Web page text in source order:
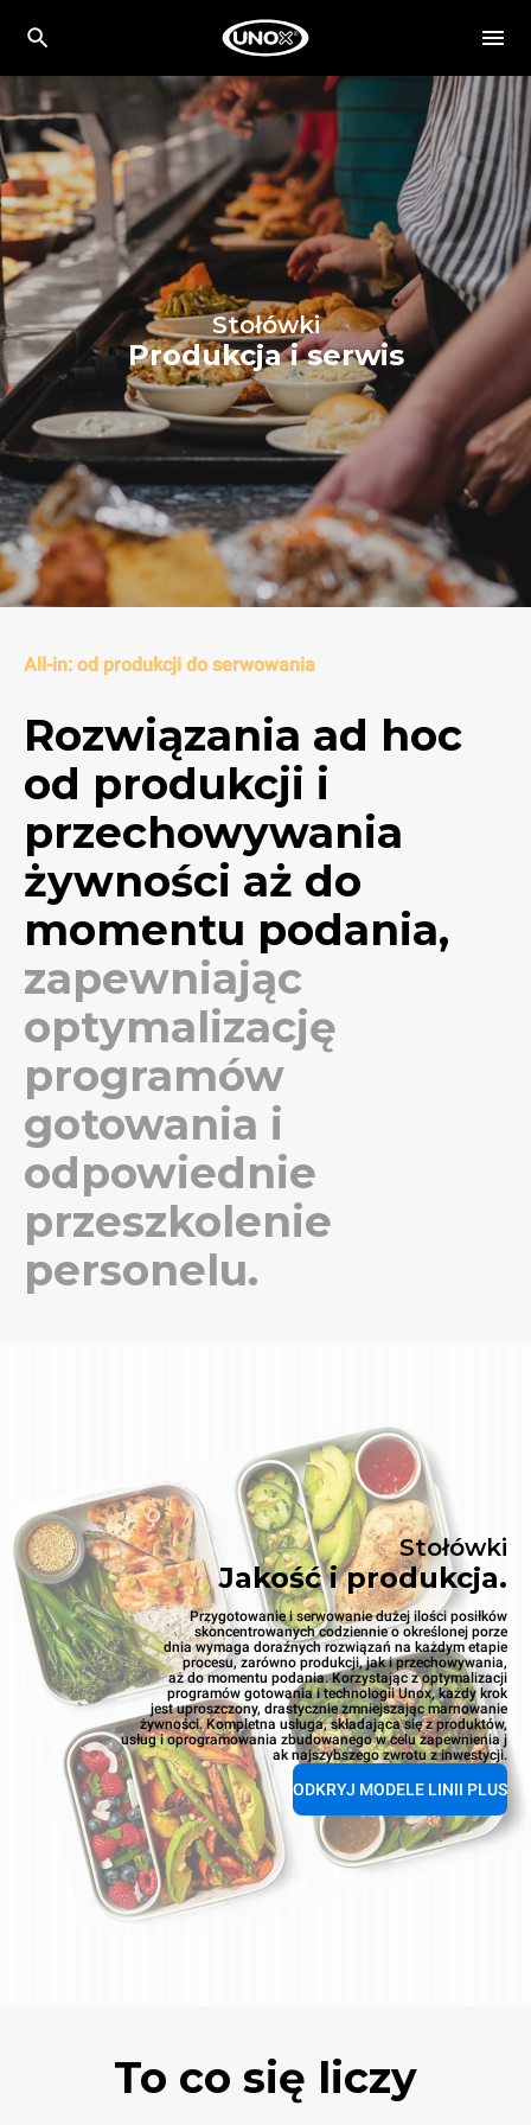
Stołówki
Produkcja i serwis
All-in: od produkcji do serwowania
Rozwiązania ad hoc
od produkcji i
przechowywania
żywności aż do
momentu podania,
zapewniając
optymalizację
programów
gotowania i
odpowiednie
przeszkolenie
personelu.
Stołówki
Jakość i produkcja.
Przygotowanie i serwowanie dużej ilości posiłków
skoncentrowanych codziennie o określonej porze
dnia wymaga doraźnych rozwiązań na każdym etapie
procesu, zarówno produkcji, jak i przechowywania,
aż do momentu podania. Korzystając z optymalizacji
programów gotowania i technologii Unox, każdy krok
jest uproszczony, drastycznie zmniejszając marnowanie
żywności. Kompletna usługa, składająca się z produktów,
usług i oprogramowania zbudowanego w celu zapewnienia j
ak najszybszego zwrotu z inwestycji.
ODKRYJ MODELE LINII PLUS
To co się liczy